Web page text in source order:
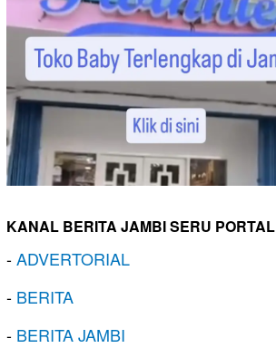
KANAL BERITA JAMBI SERU PORTAL
-ADVERTORIAL
- BERITA
- BERITA JAMBI